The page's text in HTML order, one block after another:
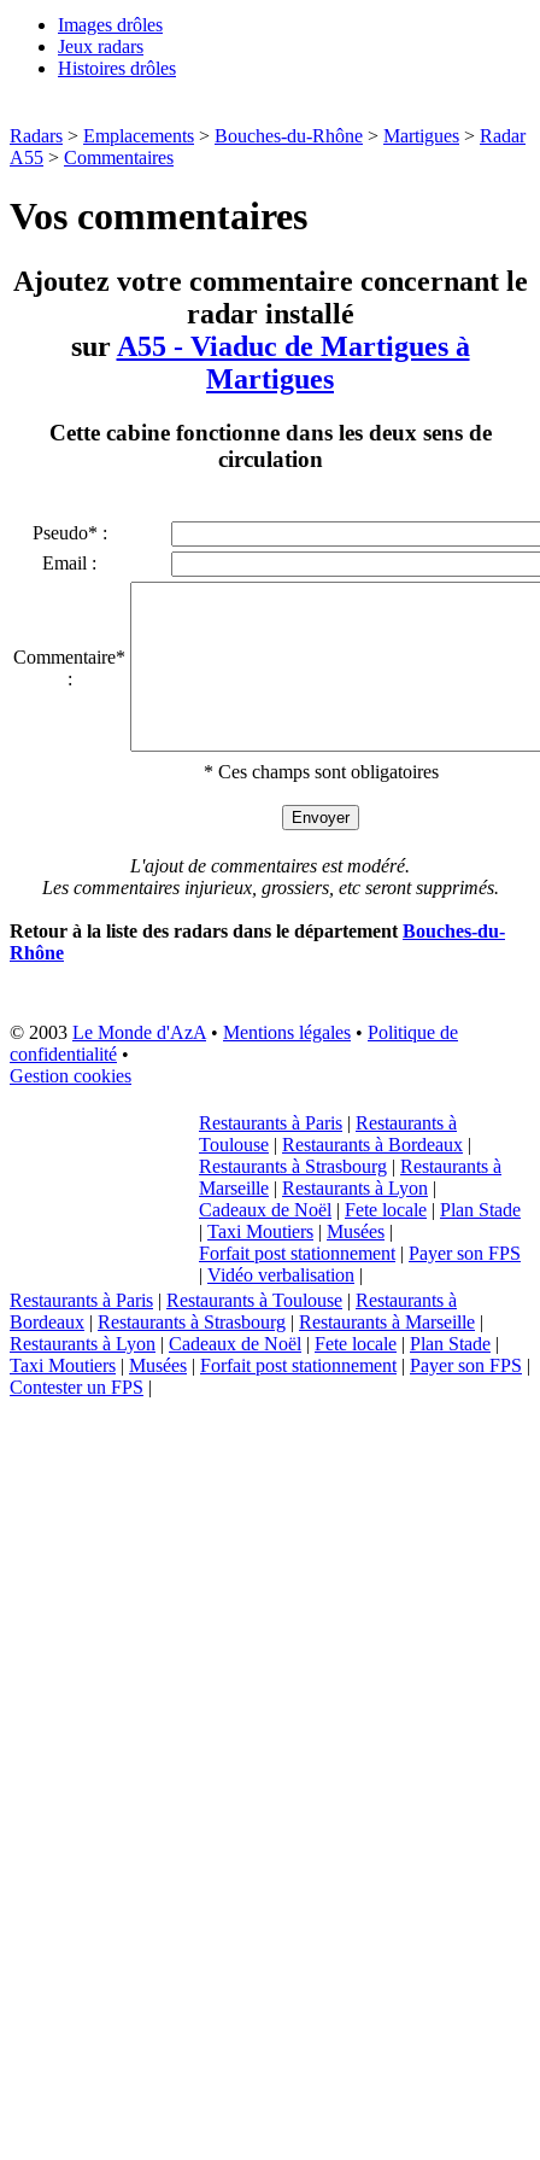
Images drôles
Jeux radars
Histoires drôles
Radars > Emplacements > Bouches-du-Rhône > Martigues > Radar
A55 > Commentaires
Vos commentaires
Ajoutez votre commentaire concernant le
radar installé
sur A55 - Viaduc de Martigues à
Martigues
Cette cabine fonctionne dans les deux sens de
circulation
Pseudo* :
Email :
Commentaire*
:
* Ces champs sont obligatoires
L'ajout de commentaires est modéré.
Les commentaires injurieux, grossiers, etc seront supprimés.
Retour à la liste des radars dans le département Bouches-du-
Rhône
© 2003 Le Monde d'AzA • Mentions légales • Politique de
confidentialité •
Gestion cookies
Restaurants à Paris | Restaurants à
Toulouse | Restaurants à Bordeaux |
Restaurants à Strasbourg | Restaurants à
Marseille | Restaurants à Lyon |
Cadeaux de Noël | Fete locale | Plan Stade
| Taxi Moutiers | Musées |
Forfait post stationnement | Payer son FPS
| Vidéo verbalisation |
Restaurants à Paris | Restaurants à Toulouse | Restaurants à
Bordeaux | Restaurants à Strasbourg | Restaurants à Marseille |
Restaurants à Lyon | Cadeaux de Noël | Fete locale | Plan Stade |
Taxi Moutiers | Musées | Forfait post stationnement | Payer son FPS |
Contester un FPS |